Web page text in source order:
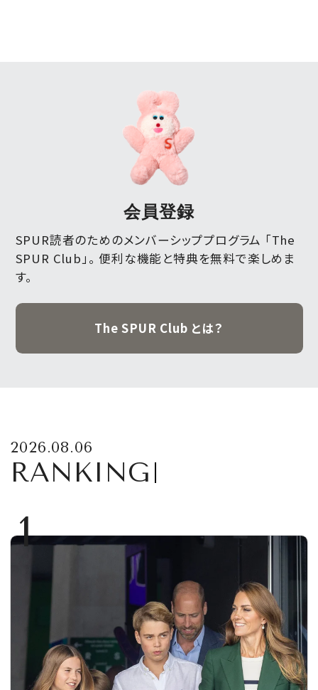
会員登録
SPUR読者のためのメンバーシッププログラム 「The
SPUR Club」。 便利な機能と特典を無料で楽しめま
す。
The SPUR Club とは？
2026.08.06
RANKING
1